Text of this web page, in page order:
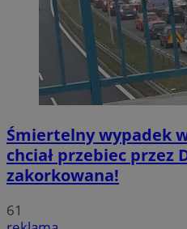
Śmiertelny wypadek
chciał przebiec przez
zakorkowana!
61